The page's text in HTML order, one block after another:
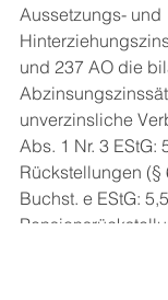
Aussetzungs- und
und 237 AO die
unverzinsliche
Abs. 1 Nr. 3 EStG:
Rückstellungen (§
Buchst. e EStG: